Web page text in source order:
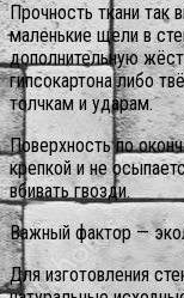
Прочность ткани так
маленькие щели в
дополнительную
гипсокартона либо
толчкам и ударам.
Поверхность по
крепкой и не
вбивать гвозди.
Важный фактор —
Для изготовления